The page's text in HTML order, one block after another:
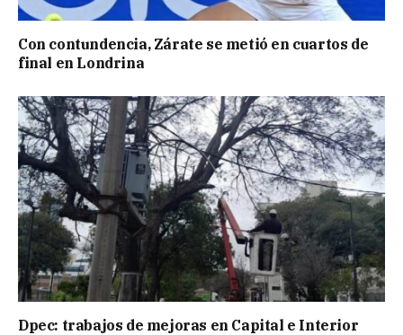
Con contundencia, Zárate se metió en cuartos de
final en Londrina
Dpec: trabajos de mejoras en Capital e Interior